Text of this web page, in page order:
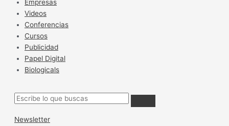
Empresas
Videos
Conferencias
Cursos
Publicidad
Papel Digital
Biologicals
Newsletter